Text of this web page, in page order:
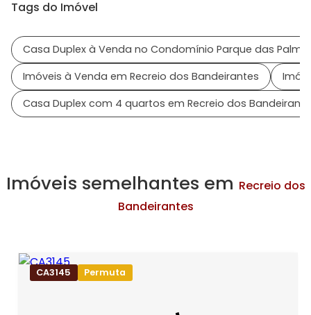
Tags do Imóvel
Casa Duplex à Venda no Condomínio Parque das
Imóveis à Venda em Recreio dos Bandeirantes
Casa Duplex com 4 quartos em Recreio dos
Imóveis semelhantes em Recreio dos
Bandeirantes
CA3145 Permuta